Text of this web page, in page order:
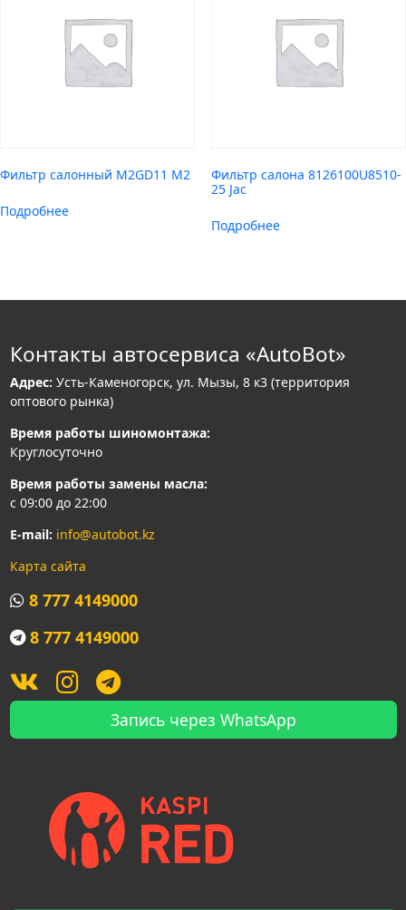
Фильтр салонный M2GD11 M2
Подробнее
Фильтр салона 8126100U8510-
25 Jac
Подробнее
Контакты автосервиса «AutoBot»
Адрес: Усть-Каменогорск, ул. Мызы, 8 к3 (территория
оптового рынка)
Время работы шиномонтажа:
Круглосуточно
Время работы замены масла:
с 09:00 до 22:00
E-mail: info@autobot.kz
Карта сайта
8 777 4149000
8 777 4149000
Запись через WhatsApp